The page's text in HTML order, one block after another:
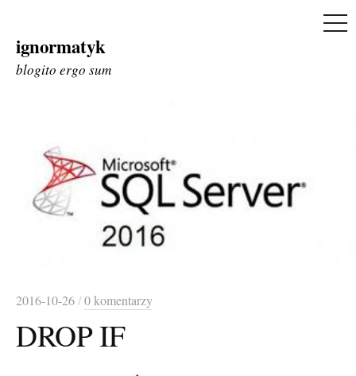
Skip
to
ignormatyk
blogito ergo sum
2016-10-26/0 komentarzy
DROP IF